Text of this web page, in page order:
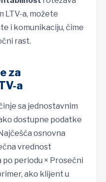
LTV-a, možete
i komunikaciju, čime
rast.
za
a
sa jednostavnim
dostupne podatke
osnovna
vrednost
periodu × Prosečni
ako klijent u